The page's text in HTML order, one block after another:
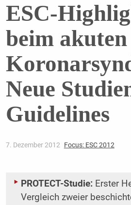
ESC-
beim akuten
Neue
Guidelines
7. Dezember 2012 Focus: ESC 2012
PROTECT-Studie: Erster
Vergleich zweier